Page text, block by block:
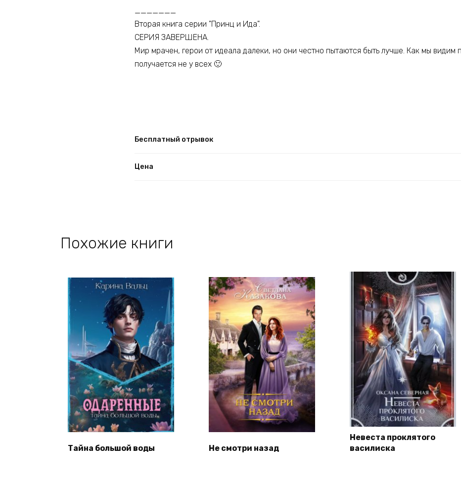
_______
Вторая книга серии "Принц и Ида".
СЕРИЯ ЗАВЕРШЕНА.
Мир мрачен, герои от идеала далеки, но они честно пытаются быть лучше. Как мы видим
получается не у всех 🙂
Бесплатный отрывок
Цена
Похожие книги
Тайна большой воды Не смотри назад
Невеста проклятого
василиска